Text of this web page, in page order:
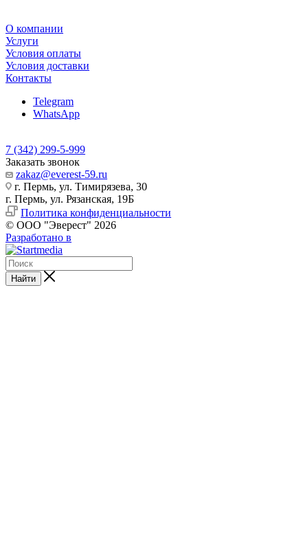
О компании
Услуги
Условия оплаты
Условия доставки
Контакты
Telegram
WhatsApp
7 (342) 299-5-999
Заказать звонок
zakaz@everest-59.ru
г. Пермь, ул. Тимирязева, 30
г. Пермь, ул. Рязанская, 19Б
Политика конфиденциальности
© ООО "Эверест" 2026
Разработано в
Найти